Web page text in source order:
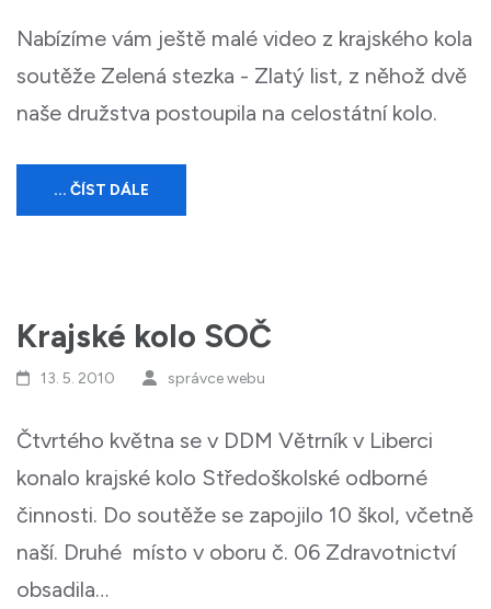
Nabízíme vám ještě malé video z krajského kola
soutěže Zelená stezka - Zlatý list, z něhož dvě
naše družstva postoupila na celostátní kolo.
... ČÍST DÁLE
Krajské kolo SOČ
13. 5. 2010 správce webu
Čtvrtého května se v DDM Větrník v Liberci
konalo krajské kolo Středoškolské odborné
činnosti. Do soutěže se zapojilo 10 škol, včetně
naší. Druhé místo v oboru č. 06 Zdravotnictví
obsadila…